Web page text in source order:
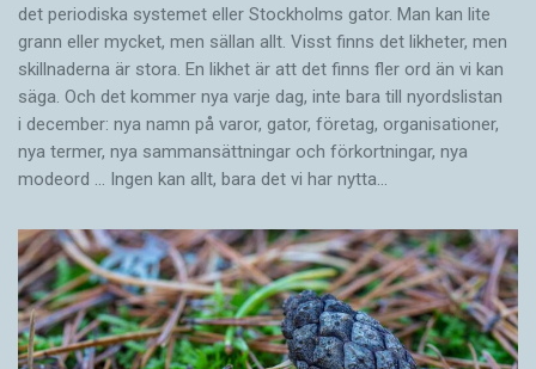
det periodiska systemet eller Stockholms gator. Man kan lite
grann eller mycket, men sällan allt. Visst finns det likheter, men
skillnaderna är stora. En likhet är att det finns fler ord än vi kan
säga. Och det kommer nya varje dag, inte bara till nyordslistan
i december: nya namn på varor, gator, företag, organisationer,
nya termer, nya samman­sättningar och förkortningar, nya
modeord … Ingen kan allt, bara det vi har nytta…